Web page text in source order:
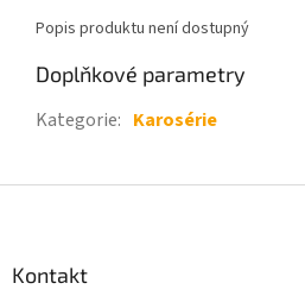
Popis produktu není dostupný
Doplňkové parametry
Kategorie: Karosérie
Kontakt